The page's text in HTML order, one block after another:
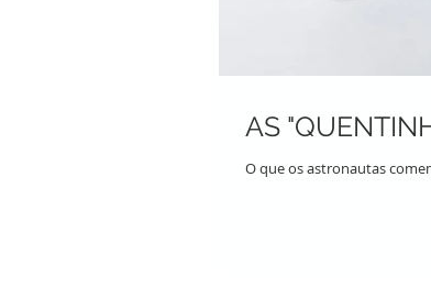
AS
O que os astronautas